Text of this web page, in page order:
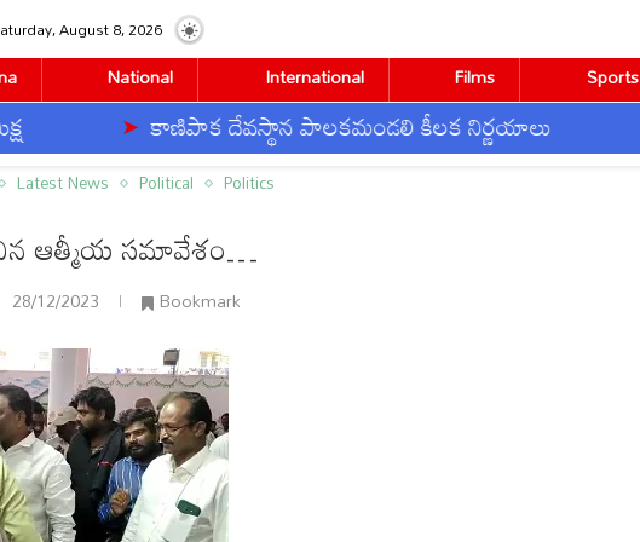
August 8, 2026
National International Films Sports
కాణిపాక దేవస్థాన పాలకమండలి కీలక నిర్ణయాలు
Latest News Political Politics
ఆత్మీయ సమావేశం…
28/12/2023 Bookmark